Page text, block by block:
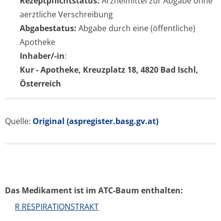
aerztliche Verschreibung
Abgabestatus: Abgabe durch eine (öffentliche)
Apotheke
Inhaber/-in:
Kur - Apotheke, Kreuzplatz 18, 4820 Bad Ischl,
Österreich
Quelle: Original (aspregister.basg.gv.at)
Das Medikament ist im ATC-Baum enthalten:
R RESPIRATIONSTRAKT